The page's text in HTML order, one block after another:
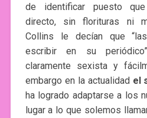
de identificar puesto
directo, sin florituras ni
Collins le decían que
escribir en su
claramente sexista y
embargo en la actualidad el
ha logrado adaptarse a los
lugar a lo que solemos